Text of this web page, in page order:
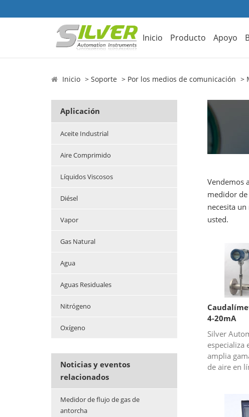
Inicio Producto Apoyo
Inicio Soporte Por los medios de comunicación
Aplicación
Aceite Industrial
Aire Comprimido
Líquidos Viscosos
Diésel
Vapor
Gas Natural
Agua
Aguas Residuales
Nitrógeno
Oxígeno
Noticias y eventos
relacionados
Medidor de flujo de gas de
antorcha
Vendemos
medidor
necesita
usted.
4-20mA
Silver
especializa
amplia
de aire en
medidore...